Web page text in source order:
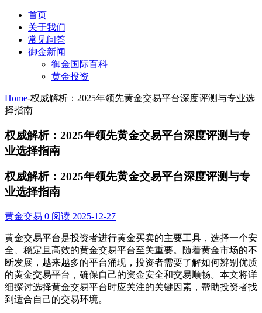
首页
关于我们
常见问答
御金新闻
御金国际百科
黄金投资
Home-权威解析：2025年领先黄金交易平台深度评测与专业选
择指南
权威解析：2025年领先黄金交易平台深度评测与专
业选择指南
权威解析：2025年领先黄金交易平台深度评测与专
业选择指南
黄金交易 0 阅读 2025-12-27
黄金交易平台是投资者进行黄金买卖的主要工具，选择一个安
全、稳定且高效的黄金交易平台至关重要。随着黄金市场的不
断发展，越来越多的平台涌现，投资者需要了解如何辨别优质
的黄金交易平台，确保自己的资金安全和交易顺畅。本文将详
细探讨选择黄金交易平台时应关注的关键因素，帮助投资者找
到适合自己的交易环境。